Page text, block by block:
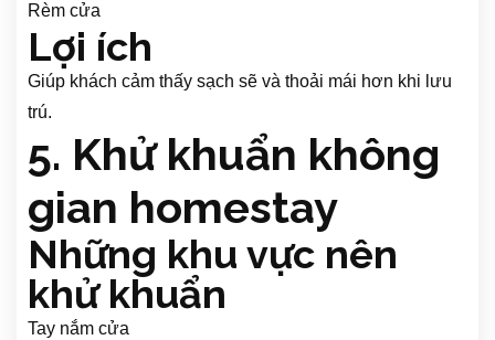
Rèm cửa
Lợi ích
Giúp khách cảm thấy sạch sẽ và thoải mái hơn khi lưu
trú.
5. Khử khuẩn không
gian homestay
Những khu vực nên
khử khuẩn
Tay nắm cửa